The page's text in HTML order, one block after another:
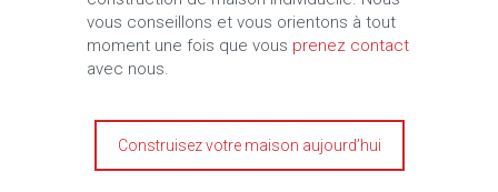
vous conseillons et vous orientons à tout
moment une fois que vous prenez contact
avec nous.
Construisez votre maison aujourd’hui